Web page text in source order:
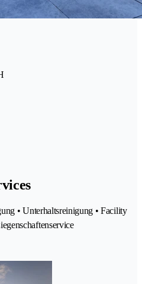
• Unterhaltsreinigung • Facility